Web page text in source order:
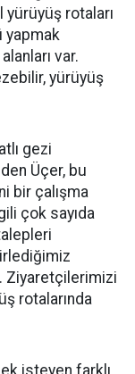
rotaları
yapmak
var.
yürüyüş
gezi
Üçer, bu
bir çalışma
çok sayıda
Ziyaretçilerimizi
rotalarında
isteyen farklı